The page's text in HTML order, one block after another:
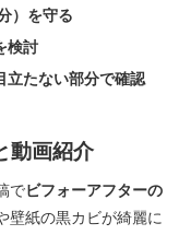
）を守る
検討
立たない部分で確認
動画紹介
でビフォーアフターの
壁紙の黒カビが綺麗に